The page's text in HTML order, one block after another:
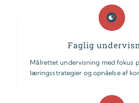
Faglig
Målrettet undervisning med fokus
læringsstrategier og opnåelse af